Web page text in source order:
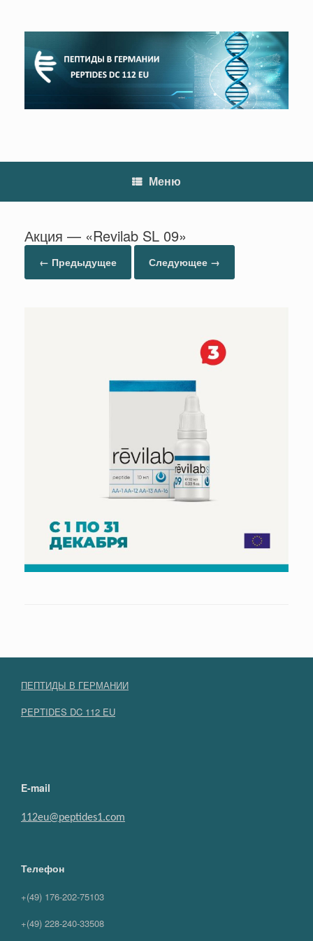
содержанию
Меню
Акция — «Revilab SL 09»
← Предыдущее Следующее →
ПЕПТИДЫ В ГЕРМАНИИ
PEPTIDES DC 112 EU
E-mail
112eu@peptides1.com
Телефон
+(49) 176-202-75103
+(49) 228-240-33508